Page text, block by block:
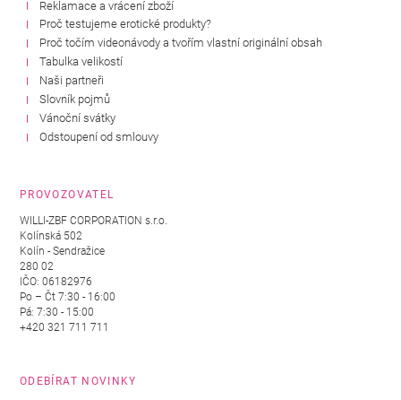
Reklamace a vrácení zboží
Proč testujeme erotické produkty?
Proč točím videonávody a tvořím vlastní originální obsah
Tabulka velikostí
Naši partneři
Slovník pojmů
Vánoční svátky
Odstoupení od smlouvy
PROVOZOVATEL
WILLI-ZBF CORPORATION s.r.o.
Kolínská 502
Kolín - Sendražice
280 02
IČO: 06182976
Po – Čt 7:30 - 16:00
Pá: 7:30 - 15:00
+420 321 711 711
ODEBÍRAT NOVINKY